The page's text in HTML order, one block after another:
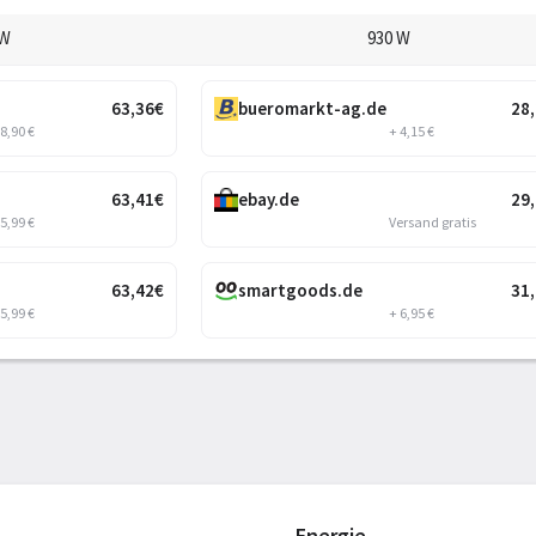
930 W
63,36€
€
63,41€
€
63,42€
€
28
bueromarkt-ag.de
+ 4,15 €
29
ebay.de
Versand gratis
31
smartgoods.de
+ 6,95 €